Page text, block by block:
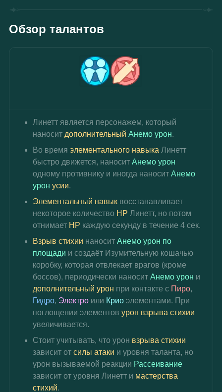
Обзор талантов
Линетт является персонажем, который
наносит дополнительный Анемо урон.
Во время элементального навыка Линетт
быстро движется, наносит Анемо урон
одному противнику и иногда наносит Анемо
урон усии.
Элементальный навык восстанавливает
некоторое количество HP Линетт, но потом
отнимает HP каждую секунду в течение 4 сек.
Взрыв стихии наносит Анемо урон по
площади и создаёт Изумительную кошачью
коробку, которая отвлекает врагов (кроме
боссов), периодически наносит Анемо урон и
дополнительный урон при контакте с Пиро,
Гидро, Электро или Крио элементами. При
поглощении элементов урон взрыва стихии
увеличивается.
Стоит учитывать, что урон взрыва стихии
зависит от силы атаки и уровня таланта, но
урон вызываемой реакции Рассеивание
зависит от уровня Линетт и мастерства
стихий.